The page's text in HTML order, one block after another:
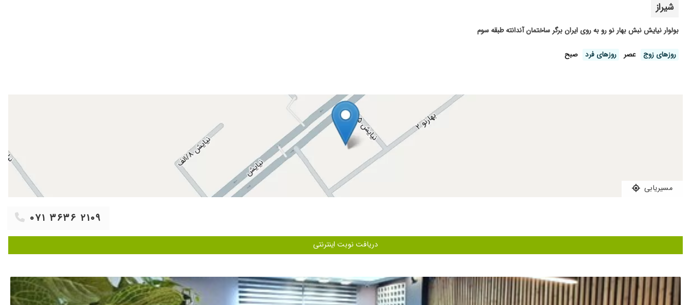
کاربلد و با وجدان
مفید بود
عصب دندانم صاف نبود موج داشت هرجا میرفتم میگفتن کار مانیست فقط دکترنقی زاده تونستن برام عصب کشی کنن در حین کار خیلی رعایت حالم میکردن مدام بی حسی استفاده میکردن خلاصه باتجربه تربن دکتری بودن که
شیراز
بولوار نیایش نبش بهار نو رو به روی ایران برگر ساختمان آندانته طبقه سوم
روز‌های زوج عصر روز‌های فرد صبح
مسیریابی
۰۷۱ ۳۶۳۶ ۲۱۰۹
دریافت نوبت اینترنتی